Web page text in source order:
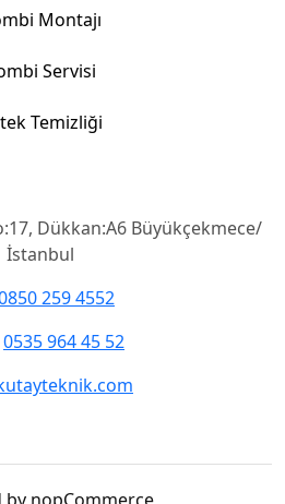
Montajı
Servisi
Temizliği
Dükkan:A6 Büyükçekmece/
İstanbul
259 4552
0535 964 45 52